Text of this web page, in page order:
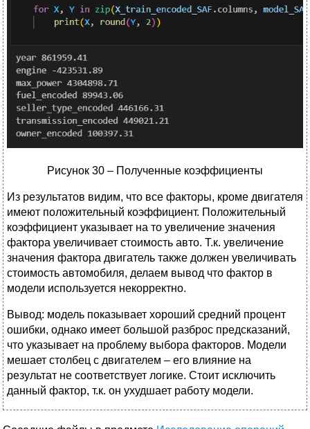
Рисунок 30 – Полученные коэффициенты
Из результатов видим, что все факторы, кроме двигателя
имеют положительный коэффициент. Положительный
коэффициент указывает на то увеличение значения
фактора увеличивает стоимость авто. Т.к. увеличение
значения фактора двигатель также должен увеличивать
стоимость автомобиля, делаем вывод что фактор в
модели используется некорректно.
Вывод: модель показывает хороший средний процент
ошибки, однако имеет большой разброс предсказаний,
что указывает на проблему выбора факторов. Модели
мешает столбец с двигателем – его влияние на
результат не соответствует логике. Стоит исключить
данный фактор, т.к. он ухудшает работу модели.